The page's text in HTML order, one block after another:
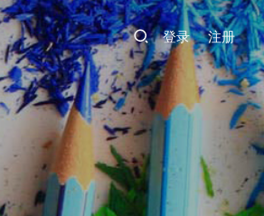
登录 注册